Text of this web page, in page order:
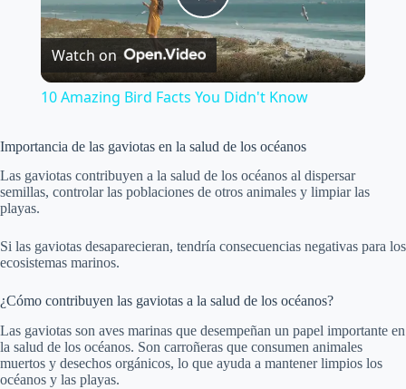
P
l
y
V
d
Watch on
10 Amazing Bird Facts You Didn't Know
Importancia de las gaviotas en la salud de los océanos
Las gaviotas contribuyen a la salud de los océanos al dispersar
semillas, controlar las poblaciones de otros animales y limpiar las
playas.
Si las gaviotas desaparecieran, tendría consecuencias negativas para los
ecosistemas marinos.
¿Cómo contribuyen las gaviotas a la salud de los océanos?
Las gaviotas son aves marinas que desempeñan un papel importante en
la salud de los océanos. Son carroñeras que consumen animales
muertos y desechos orgánicos, lo que ayuda a mantener limpios los
océanos y las playas.